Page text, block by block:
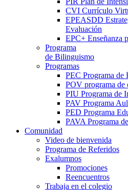
CVI Currículo
EPEASDD
Evaluación
EPC+ Enseñanza
Programa
de Bilinguismo
Programas
PEC Programa de
POV programa de
PIU Programa de
PAV Programa
PED Programa
PAVA Programa
Comunidad
Video de bienvenida
Programa de Referidos
Exalumnos
Promociones
Reencuentros
Trabaja en el colegio